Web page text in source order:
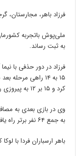
فرزاد باهر، مجارستان،
به ثبت رساند.
فرزاد در دور حذفی با
۱۵ به ۱۴ راهی
کرد و ۱۵ بر ۱۲ به پیروزی رسید.
به جمع ۶۴ نفر برتر راه یافت.
باهر ارسباران فردا با لوکا